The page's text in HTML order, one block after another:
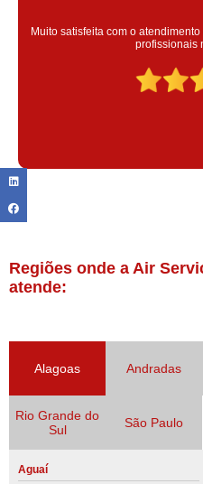
Super satisfeita com o serviço
colaoradores educado e
Claudinei
Regiões onde a Air
atende:
Alagoas Andradas
Rio Grande do
Sul
São Paulo
Aguaí